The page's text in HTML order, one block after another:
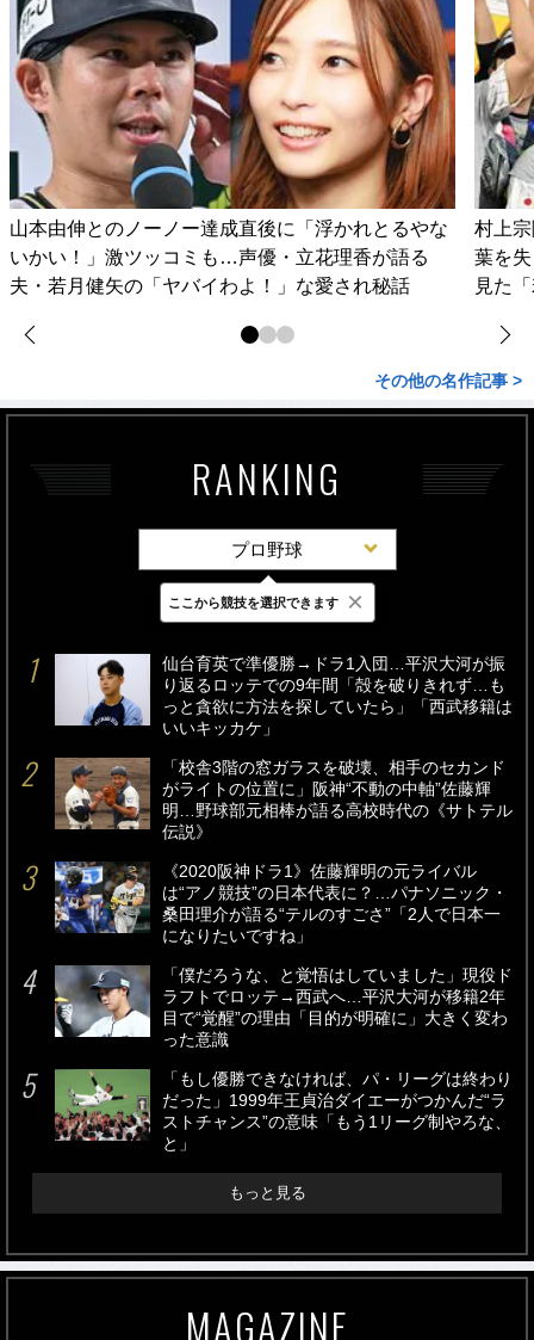
山本由伸とのノーノー達成直後に「浮かれとるやな
いかい！」激ツッコミも…声優・立花理香が語る
夫・若月健矢の「ヤバイわよ！」な愛され秘話
村上
葉を
見た
その他の名作記事 >
RANKING
プロ野球
最新 24時間 週間
仙台育英で準優勝→ドラ1入団…平沢大河が振
り返るロッテでの9年間「殻を破りきれず…も
っと貪欲に方法を探していたら」「西武移籍は
いいキッカケ」
「校舎3階の窓ガラスを破壊、相手のセカンド
がライトの位置に」阪神“不動の中軸”佐藤輝
明…野球部元相棒が語る高校時代の《サトテル
伝説》
《2020阪神ドラ1》佐藤輝明の元ライバル
は“アノ競技”の日本代表に？…パナソニック・
桑田理介が語る“テルのすごさ”「2人で日本一
になりたいですね」
「僕だろうな、と覚悟はしていました」現役ド
ラフトでロッテ→西武へ…平沢大河が移籍2年
目で“覚醒”の理由「目的が明確に」大きく変わ
った意識
「もし優勝できなければ、パ・リーグは終わり
だった」1999年王貞治ダイエーがつかんだ“ラ
ストチャンス”の意味「もう1リーグ制やろな、
と」
もっと見る
MAGAZINE
ここから競技を選択できます ×